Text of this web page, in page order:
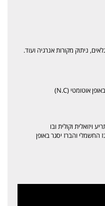
ניתוק מקורות אנרגיה ועוד.
והברז יסגר באופן